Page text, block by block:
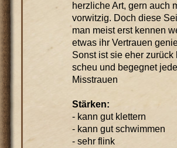
herzliche Art, gern auch
vorwitzig. Doch diese
man meist erst kennen
etwas ihr Vertrauen
Sonst ist sie eher zurück
scheu und begegnet
Misstrauen
Stärken:
- kann gut klettern
- kann gut schwimmen
- sehr flink